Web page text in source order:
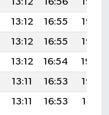
13:12 16:56
19:58
13:12 16:55
19:57
13:12 16:55
19:55
13:12 16:54
19:54
13:11 16:53
19:53
13:11 16:53 19:51